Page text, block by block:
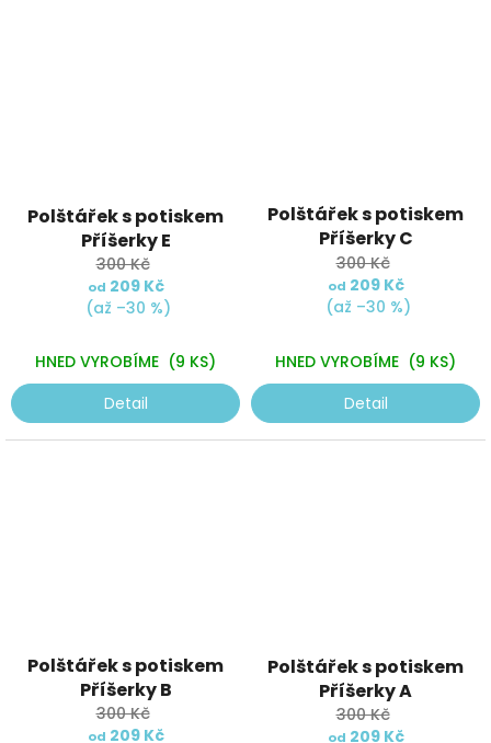
hodnocení
produktu
je
5,0
z
hvězdiček.
Polštářek s potiskem
Příšerky E
300 Kč
od 209 Kč
(až –30 %)
HNED VYROBÍME (9 KS)
Detail
Polštářek s potiskem
Příšerky C
300 Kč
od 209 Kč
(až –30 %)
HNED VYROBÍME (9 KS)
Detail
Polštářek s potiskem
Příšerky B
300 Kč
od 209 Kč
hodnocení
produktu
je
5,0
Polštářek s potiskem
Příšerky A
300 Kč
od 209 Kč